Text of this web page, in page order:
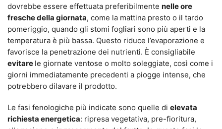
dovrebbe essere effettuata preferibilmente nelle ore
fresche della giornata, come la mattina presto o il tardo
pomeriggio, quando gli stomi fogliari sono più aperti e la
temperatura è più bassa. Questo riduce l’evaporazione e
favorisce la penetrazione dei nutrienti. È consigliabile
evitare le giornate ventose o molto soleggiate, così come i
giorni immediatamente precedenti a piogge intense, che
potrebbero dilavare il prodotto.
Le fasi fenologiche più indicate sono quelle di elevata
richiesta energetica: ripresa vegetativa, pre-fioritura,